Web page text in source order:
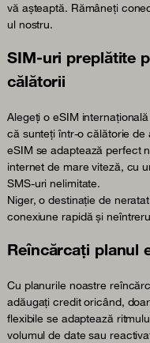
vă așteaptă. Rămâneți
ul nostru.
SIM-uri preplătite
călătorii
Alegeți o eSIM
că sunteți într-o călătorie
eSIM se adaptează perfect
internet de mare viteză, cu
SMS-uri nelimitate.
Niger, o destinație de
conexiune rapidă și
Reîncărcați planul
Cu planurile noastre
adăugați credit oricând,
flexibile se adaptează
volumul de date sau